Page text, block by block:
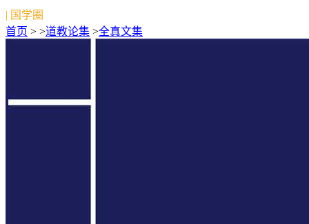
| 国学圈
首页 > >道教论集 >全真文集